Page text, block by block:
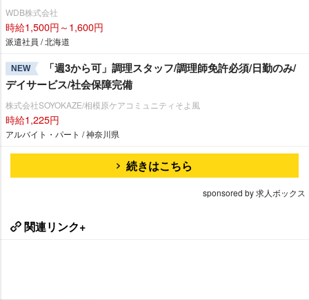
WDB株式会社
時給1,500円～1,600円
派遣社員 / 北海道
NEW
「週3から可」調理スタッフ/調理師免許必須/日勤のみ/
デイサービス/社会保障完備
株式会社SOYOKAZE/相模原ケアコミュニティそよ風
時給1,225円
アルバイト・パート / 神奈川県
続きはこちら
sponsored by 求人ボックス
関連リンク+